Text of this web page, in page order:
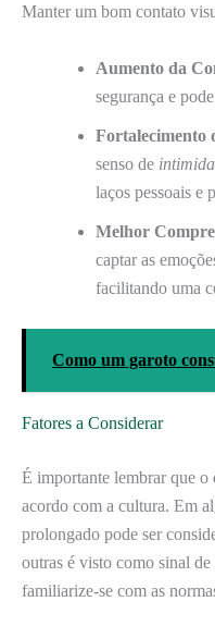
Manter um bom contato
Aumento da
segurança e
Fortalecimento
senso de
laços pessoais e
Melhor
captar as
facilitando uma
Como um garoto
Fatores a Considerar
É importante lembrar que o
acordo com a cultura. Em
prolongado pode ser
outras é visto como sinal
familiarize-se com as